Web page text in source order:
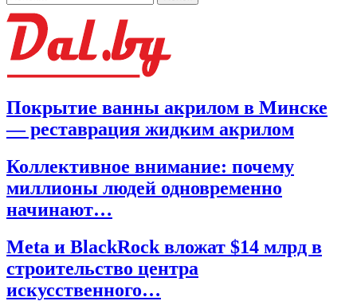
Покрытие ванны акрилом в Минске
— реставрация жидким акрилом
Коллективное внимание: почему
миллионы людей одновременно
начинают…
Meta и BlackRock вложат $14 млрд в
строительство центра
искусственного…